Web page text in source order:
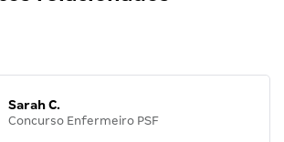
Sarah C.
Concurso Enfermeiro PSF